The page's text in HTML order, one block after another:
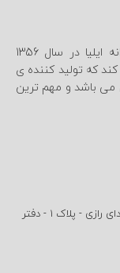
گروه تولیدی و پخش پوشاک دخترانه و پسرانه ایلیا در سال 1356
که تولید کننده ی
می باشد و مهم ترین
تهران - خیابان جمهوری - تقاطع شیخ هادی - ابتدای رازی - پلاک 1 - دفتر